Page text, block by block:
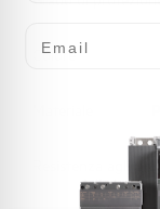
Colore